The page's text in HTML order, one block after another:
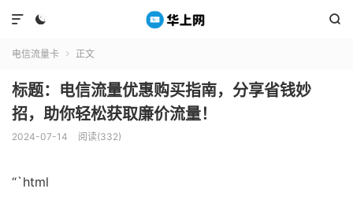
 

电信流量卡  正文
标题：电信流量优惠购买指南，分享省钱妙
招，助你轻松获取廉价流量！
2024-07-14 阅读(332)
“`html